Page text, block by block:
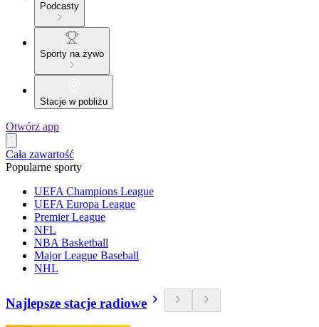
Podcasty
Sporty na żywo
Stacje w pobliżu
Otwórz app
Cała zawartość
Popularne sporty
UEFA Champions League
UEFA Europa League
Premier League
NFL
NBA Basketball
Major League Baseball
NHL
Najlepsze stacje radiowe